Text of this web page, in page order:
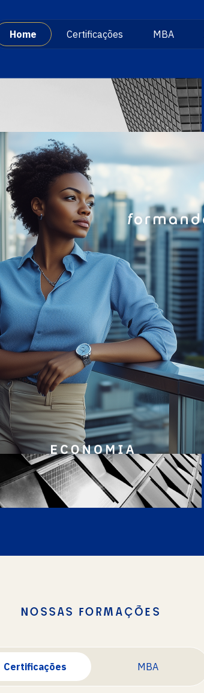
Home Certificações MBA
NOSSAS FORMAÇÕES
Certificações MBA